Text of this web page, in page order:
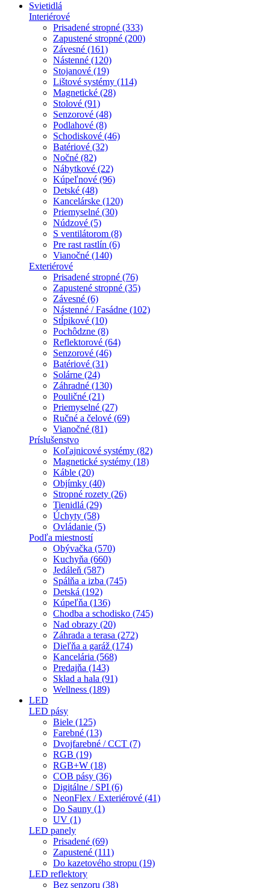
Svietidlá
Interiérové
Prisadené stropné (333)
Zapustené stropné (200)
Závesné (161)
Nástenné (120)
Stojanové (19)
Lištové systémy (114)
Magnetické (28)
Stolové (91)
Senzorové (48)
Podlahové (8)
Schodiskové (46)
Batériové (32)
Nočné (82)
Nábytkové (22)
Kúpeľnové (96)
Detské (48)
Kancelárske (120)
Priemyselné (30)
Núdzové (5)
S ventilátorom (8)
Pre rast rastlín (6)
Vianočné (140)
Exteriérové
Prisadené stropné (76)
Zapustené stropné (35)
Závesné (6)
Nástenné / Fasádne (102)
Stĺpikové (10)
Pochôdzne (8)
Reflektorové (64)
Senzorové (46)
Batériové (31)
Solárne (24)
Záhradné (130)
Pouličné (21)
Priemyselné (27)
Ručné a čelové (69)
Vianočné (81)
Príslušenstvo
Koľajnicové systémy (82)
Magnetické systémy (18)
Káble (20)
Objímky (40)
Stropné rozety (26)
Tienidlá (29)
Úchyty (58)
Ovládanie (5)
Podľa miestností
Obývačka (570)
Kuchyňa (660)
Jedáleň (587)
Spálňa a izba (745)
Detská (192)
Kúpeľňa (136)
Chodba a schodisko (745)
Nad obrazy (20)
Záhrada a terasa (272)
Dieľňa a garáž (174)
Kancelária (568)
Predajňa (143)
Sklad a hala (91)
Wellness (189)
LED
LED pásy
Biele (125)
Farebné (13)
Dvojfarebné / CCT (7)
RGB (19)
RGB+W (18)
COB pásy (36)
Digitálne / SPI (6)
NeonFlex / Exteriérové (41)
Do Sauny (1)
UV (1)
LED panely
Prisadené (69)
Zapustené (111)
Do kazetového stropu (19)
LED reflektory
Bez senzoru (38)